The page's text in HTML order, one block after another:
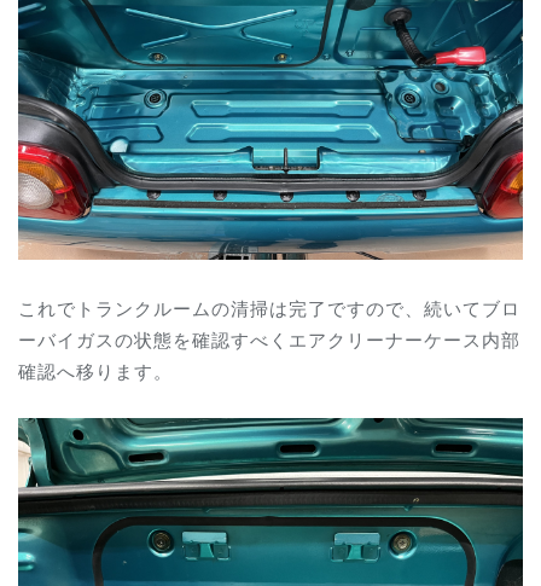
これでトランクルームの清掃は完了ですので、続いてブロ
ーバイガスの状態を確認すべくエアクリーナーケース内部
確認へ移ります。